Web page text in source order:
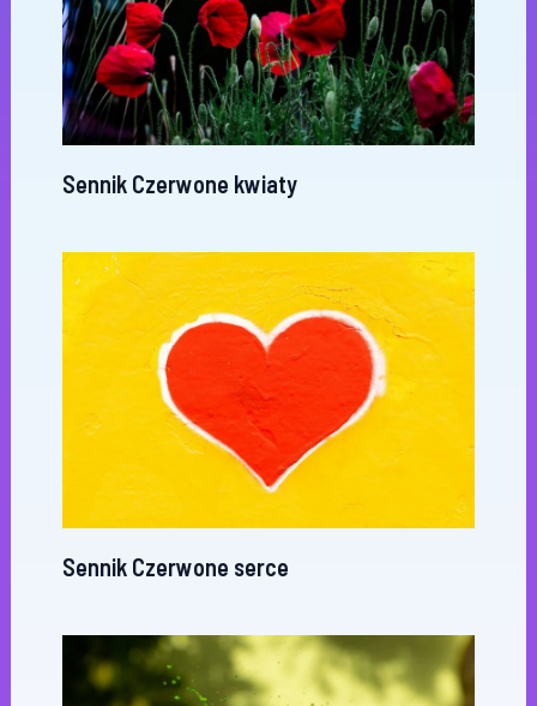
Sennik Czerwone kwiaty
Sennik Czerwone serce